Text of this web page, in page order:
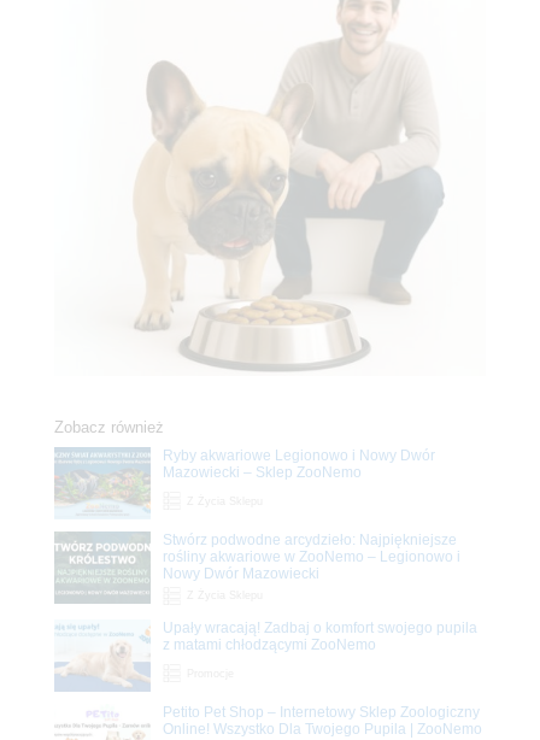
Zobacz również
Ryby akwariowe Legionowo i Nowy Dwór
Mazowiecki – Sklep ZooNemo
Stwórz podwodne arcydzieło: Najpiękniejsze
rośliny akwariowe w ZooNemo – Legionowo i
Nowy Dwór Mazowiecki
Upały wracają! Zadbaj o komfort swojego pupila
z matami chłodzącymi ZooNemo
Petito Pet Shop – Internetowy Sklep Zoologiczny
Online! Wszystko Dla Twojego Pupila | ZooNemo